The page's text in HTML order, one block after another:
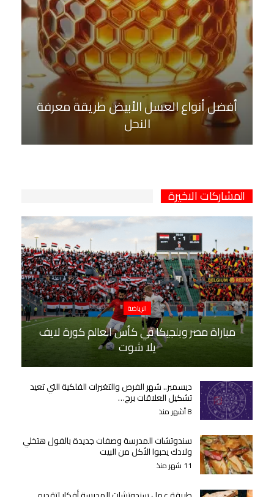
أفضل أنواع العسل الأبيض طريقة معرفة
النحل
المشاركات الاخيرة
الرياضة
مباراة مصر وبلجيكا في كأس العالم كورة لايف
يلا شوت
ديسمبر.. شهر الفرص والتغيرات الفلكية التي تعيد
تشكيل العلاقات برج…
8 أشهر منذ
سندوتشات المدرسة وصفات جديدة بالفول هتخلي
ولادك يحبوا الأكل من البيت
11 شهر منذ